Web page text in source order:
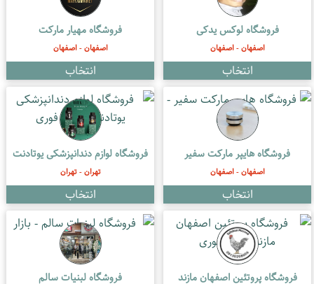
فروشگاه لوکس یدکی
اصفهان - اصفهان
فروشگاه مهیار مارکت
اصفهان - اصفهان
فروشگاه هایپر مارکت سفیر
اصفهان - اصفهان
فروشگاه لوازم دندانپزشکی یوتادنت
تهران - تهران
فروشگاه پروتئین اصفهان مازند فروشگاه لبنیات سالم